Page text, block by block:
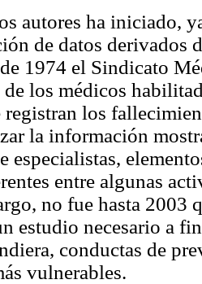
autores ha iniciado,
de datos derivados
1974 el Sindicato
los médicos
registran los
la información
especialistas,
entre algunas
no fue hasta 2003
estudio necesario a
conductas de
vulnerables.